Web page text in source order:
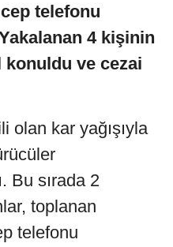
telefonu
4 kişinin
ve cezai
olan kar yağışıyla
Bu sırada 2
toplanan
telefonu